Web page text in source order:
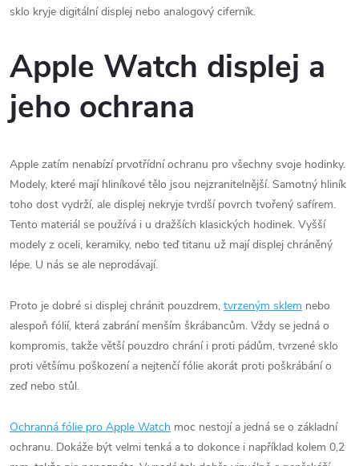
sklo kryje digitální displej nebo analogový ciferník.
Apple Watch displej a
jeho ochrana
Apple zatím nenabízí prvotřídní ochranu pro všechny svoje hodinky.
Modely, které mají hliníkové tělo jsou nejzranitelnější. Samotný hliník
toho dost vydrží, ale displej nekryje tvrdší povrch tvořený safírem.
Tento materiál se používá i u dražších klasických hodinek. Vyšší
modely z oceli, keramiky, nebo teď titanu už mají displej chráněný
lépe. U nás se ale neprodávají.
Proto je dobré si displej chránit pouzdrem, tvrzeným sklem nebo
alespoň fólií, která zabrání menším škrábancům. Vždy se jedná o
kompromis, takže větší pouzdro chrání i proti pádům, tvrzené sklo
proti většímu poškození a nejtenčí fólie akorát proti poškrábání o
zeď nebo stůl.
Ochranná fólie pro Apple Watch moc nestojí a jedná se o základní
ochranu. Dokáže být velmi tenká a to dokonce i například kolem 0,2